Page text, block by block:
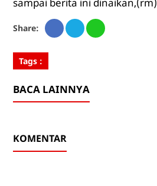
Share:
Tags :
BACA LAINNYA
KOMENTAR